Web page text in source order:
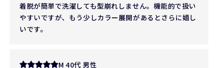
着脱が簡単で洗濯しても型崩れしません。機能的で扱い
やすいですが、もう少しカラー展開があるとさらに嬉し
いです。
M 40代 男性